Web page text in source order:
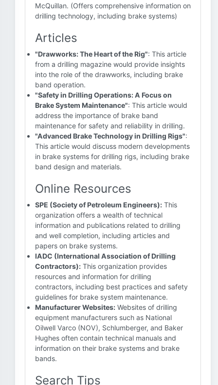
McQuillan. (Offers comprehensive information on
drilling technology, including brake systems)
Articles
"Drawworks: The Heart of the Rig": This article
from a drilling magazine would provide insights
into the role of the drawworks, including brake
band operation.
"Safety in Drilling Operations: A Focus on
Brake System Maintenance": This article would
address the importance of brake band
maintenance for safety and reliability in drilling.
"Advanced Brake Technology in Drilling Rigs":
This article would discuss modern developments
in brake systems for drilling rigs, including brake
band design and materials.
Online Resources
SPE (Society of Petroleum Engineers): This
organization offers a wealth of technical
information and publications related to drilling
and well completion, including articles and
papers on brake systems.
IADC (International Association of Drilling
Contractors): This organization provides
resources and information for drilling
contractors, including best practices and safety
guidelines for brake system maintenance.
Manufacturer Websites: Websites of drilling
equipment manufacturers such as National
Oilwell Varco (NOV), Schlumberger, and Baker
Hughes often contain technical manuals and
information on their brake systems and brake
bands.
Search Tips